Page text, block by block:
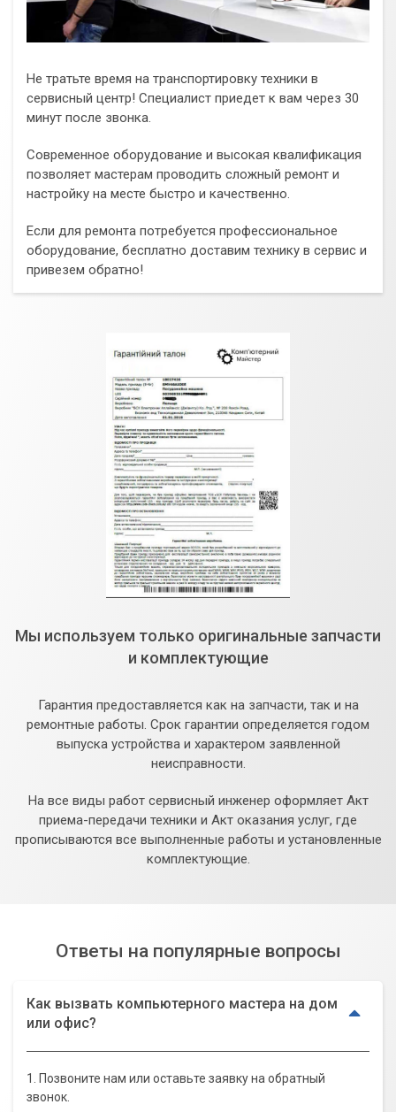
Не тратьте время на транспортировку техники в
сервисный центр! Специалист приедет к вам через 30
минут после звонка.
Современное оборудование и высокая квалификация
позволяет мастерам проводить сложный ремонт и
настройку на месте быстро и качественно.
Если для ремонта потребуется профессиональное
оборудование, бесплатно доставим технику в сервис и
привезем обратно!
Мы используем только оригинальные запчасти
и комплектующие
Гарантия предоставляется как на запчасти, так и на
ремонтные работы. Срок гарантии определяется годом
выпуска устройства и характером заявленной
неисправности.
На все виды работ сервисный инженер оформляет Акт
приема-передачи техники и Акт оказания услуг, где
прописываются все выполненные работы и установленные
комплектующие.
Ответы на популярные вопросы
Как вызвать компьютерного мастера на дом
или офис?
1. Позвоните нам или оставьте заявку на обратный
звонок.